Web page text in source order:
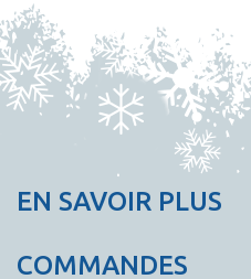
EN SAVOIR PLUS
COMMANDES